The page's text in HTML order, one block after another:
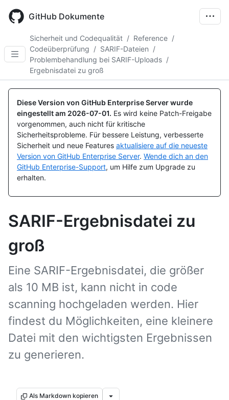
main
GitHub Dokumente
Sicherheit und Codequalität / Reference /
Codeüberprüfung / SARIF-Dateien /
Problembehandlung bei SARIF-Uploads /
Ergebnisdatei zu groß
Diese Version von GitHub Enterprise Server wurde
eingestellt am 2026-07-01. Es wird keine Patch-Freigabe
vorgenommen, auch nicht für kritische
Sicherheitsprobleme. Für bessere Leistung, verbesserte
Sicherheit und neue Features aktualisiere auf die neueste
Version von GitHub Enterprise Server. Wende dich an den
GitHub Enterprise-Support, um Hilfe zum Upgrade zu
erhalten.
SARIF-Ergebnisdatei zu
groß
Eine SARIF-Ergebnisdatei, die größer
als 10 MB ist, kann nicht in code
scanning hochgeladen werden. Hier
findest du Möglichkeiten, eine kleinere
Datei mit den wichtigsten Ergebnissen
zu generieren.
Als Markdown kopieren